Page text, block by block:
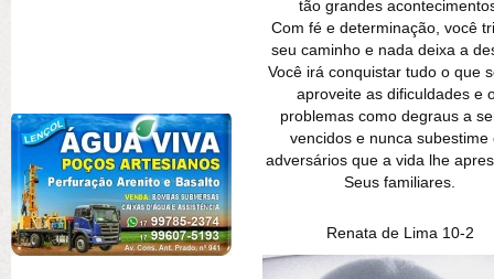
tão grandes
Com fé e determinação, você
seu caminho e nada deixa a
Você irá conquistar tudo o que
aproveite as dificuldades e
problemas como degraus a
vencidos e nunca subestime
adversários que a vida lhe
Seus familiares.
Renata de Lima 10-2